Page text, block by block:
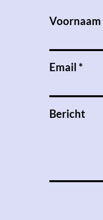
Voornaam
Email
Bericht